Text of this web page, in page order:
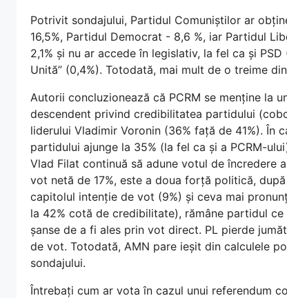
Potrivit sondajului, Partidul Comuniștilor ar
16,5%, Partidul Democrat - 8,6 %, iar Partidul
2,1% și nu ar accede în legislativ, la fel ca și
Unită” (0,4%). Totodată, mai mult de o treime
Autorii concluzionează că PCRM se menține la
descendent privind credibilitatea partidului
liderului Vladimir Voronin (36% față de 41%). În
partidului ajunge la 35% (la fel ca și a PCRM-
Vlad Filat continuă să adune votul de încredere
vot netă de 17%, este a doua forță politică,
capitolul intenție de vot (9%) și ceva mai
la 42% cotă de credibilitate), rămâne partidul
șanse de a fi ales prin vot direct. PL pierde
de vot. Totodată, AMN pare ieșit din calculele
sondajului.
Întrebați cum ar vota în cazul unui referendum